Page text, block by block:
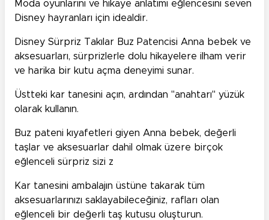
Moda oyunlarını ve hikaye anlatımı eğlencesini seven
Disney hayranları için idealdir.
Disney Sürpriz Takılar Buz Patencisi Anna bebek ve
aksesuarları, sürprizlerle dolu hikayelere ilham verir
ve harika bir kutu açma deneyimi sunar.
Üstteki kar tanesini açın, ardından "anahtarı" yüzük
olarak kullanın.
Buz pateni kıyafetleri giyen Anna bebek, değerli
taşlar ve aksesuarlar dahil olmak üzere birçok
eğlenceli sürpriz sizi z
Kar tanesini ambalajın üstüne takarak tüm
aksesuarlarınızı saklayabileceğiniz, rafları olan
eğlenceli bir değerli taş kutusu oluşturun.